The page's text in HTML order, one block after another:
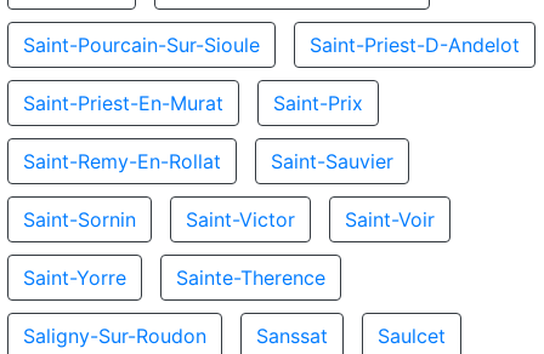
Saint-Pourcain-Sur-Sioule Saint-Priest-D-Andelot
Saint-Priest-En-Murat Saint-Prix
Saint-Remy-En-Rollat Saint-Sauvier
Saint-Sornin Saint-Victor Saint-Voir
Saint-Yorre Sainte-Therence
Saligny-Sur-Roudon Sanssat Saulcet